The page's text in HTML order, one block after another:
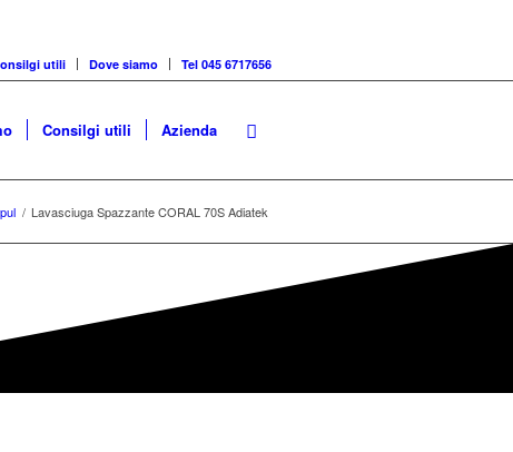
utili Dove siamo Tel 045 6717656
Consilgi utili Azienda
/ Lavasciuga Spazzante CORAL 70S Adiatek